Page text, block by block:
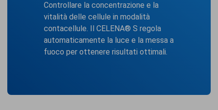
Controllare la concentrazione e la
vitalità delle cellule in modalità
contacellule. Il CELENA® S regola
automaticamente la luce e la messa a
fuoco per ottenere risultati ottimali.